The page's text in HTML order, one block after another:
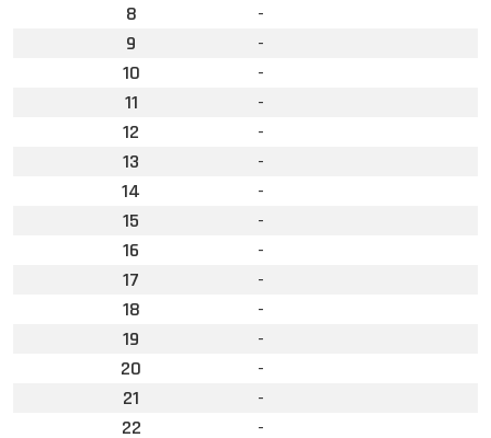
8
-
9
-
10
-
11
-
12
-
13
-
14
-
15
-
16
-
17
-
18
-
19
-
20
-
21
-
22
-